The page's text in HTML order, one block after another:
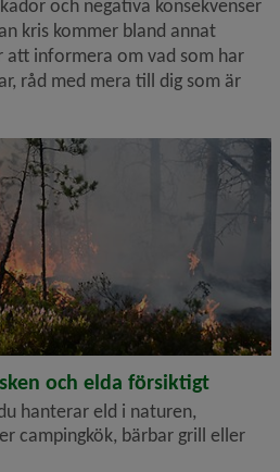
och negativa konsekvenser
kris kommer bland annat
att informera om vad som har
råd med mera till dig som är
och elda försiktigt
hanterar eld i naturen,
campingkök, bärbar grill eller